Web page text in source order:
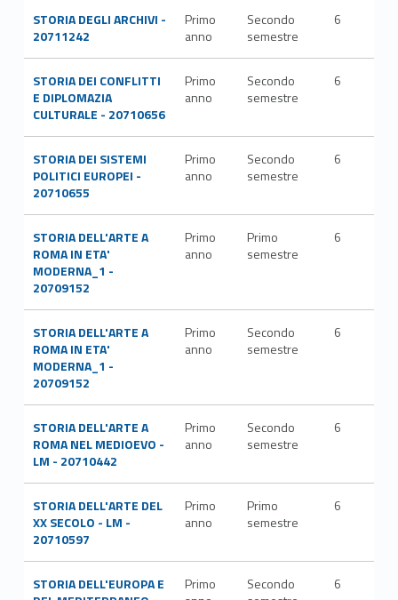
STORIA DEGLI ARCHIVI -
20711242
Primo
anno
Secondo
semestre
6
STORIA DEI CONFLITTI
E DIPLOMAZIA
CULTURALE - 20710656
Primo
anno
Secondo
semestre
6
STORIA DEI SISTEMI
POLITICI EUROPEI -
20710655
Primo
anno
Secondo
semestre
6
STORIA DELL'ARTE A
ROMA IN ETA'
MODERNA_1 -
20709152
Primo
anno
Primo
semestre
6
STORIA DELL'ARTE A
ROMA IN ETA'
MODERNA_1 -
20709152
Primo
anno
Secondo
semestre
6
STORIA DELL'ARTE A
ROMA NEL MEDIOEVO -
LM - 20710442
Primo
anno
Secondo
semestre
6
STORIA DELL'ARTE DEL
XX SECOLO - LM -
20710597
Primo
anno
Primo
semestre
6
STORIA DELL'EUROPA E
Primo
Secondo
6